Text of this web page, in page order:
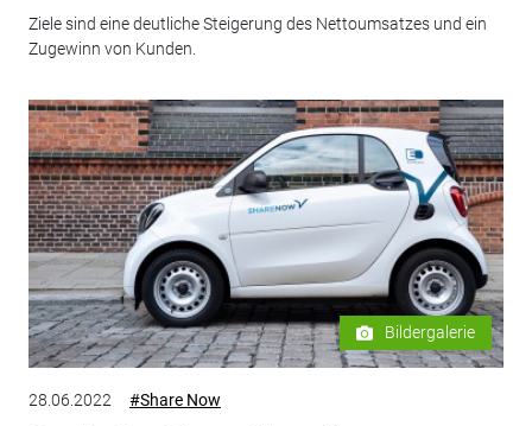
Ziele sind eine deutliche Steigerung des Nettoumsatzes und ein
Zugewinn von Kunden.
Bildergalerie
28.06.2022 #Share Now